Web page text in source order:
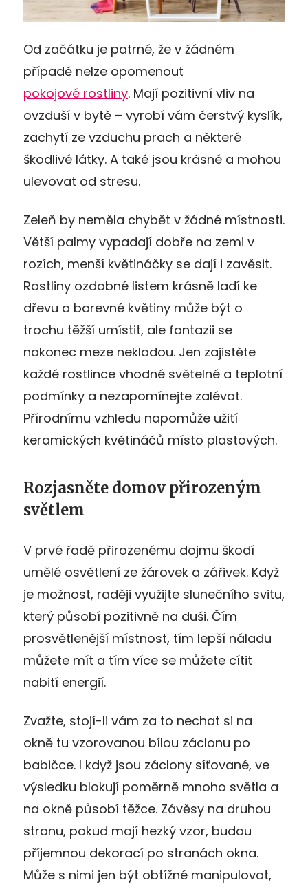
Od začátku je patrné, že v žádném
případě nelze opomenout
pokojové rostliny. Mají pozitivní vliv na
ovzduší v bytě – vyrobí vám čerstvý kyslík,
zachytí ze vzduchu prach a některé
škodlivé látky. A také jsou krásné a mohou
ulevovat od stresu.
Zeleň by neměla chybět v žádné místnosti.
Větší palmy vypadají dobře na zemi v
rozích, menší květináčky se dají i zavěsit.
Rostliny ozdobné listem krásně ladí ke
dřevu a barevné květiny může být o
trochu těžší umístit, ale fantazii se
nakonec meze nekladou. Jen zajistěte
každé rostlince vhodné světelné a teplotní
podmínky a nezapomínejte zalévat.
Přírodnímu vzhledu napomůže užití
keramických květináčů místo plastových.
Rozjasněte domov přirozeným
světlem
V prvé řadě přirozenému dojmu škodí
umělé osvětlení ze žárovek a zářivek. Když
je možnost, raději využijte slunečního svitu,
který působí pozitivně na duši. Čím
prosvětlenější místnost, tím lepší náladu
můžete mít a tím více se můžete cítit
nabití energií.
Zvažte, stojí-li vám za to nechat si na
okně tu vzorovanou bílou záclonu po
babičce. I když jsou záclony síťované, ve
výsledku blokují poměrně mnoho světla a
na okně působí těžce. Závěsy na druhou
stranu, pokud mají hezký vzor, budou
příjemnou dekorací po stranách okna.
Může s nimi jen být obtížné manipulovat,